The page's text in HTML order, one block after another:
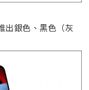
出銀色、黑色（灰